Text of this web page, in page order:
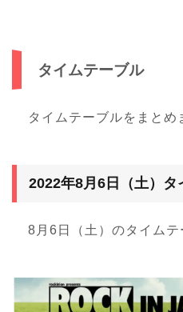
タイムテーブル
タイムテーブルをまとめ
2022年8月6日（土）タ
8月6日（土）のタイムテ